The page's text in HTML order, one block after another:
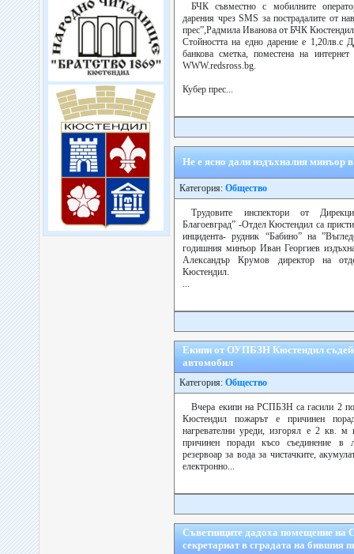
БЧК съвместно с мобилните
дарения чрез SMS за пострадалите от
прес”,Радмила Иванова от БЧК
Стойността на едно дарение е 1,20лв.с
банкова сметка, поместена на интернет
WWW.redsross.bg.
Кубер прес...
Не е ясно дали издъхналия минъор
Категория: Общество
Трудовите инспектори от
Благоевград” -Отдел Кюстендил са
инцидента- рудник “Бабино” на
годишния минъор Иван Георгиев
Александър Крумов директор на
Кюстендил.
...
Екипи от ОУПБЗН Кюстендил
автомобил
Категория: Общество
Вчера екипи на РСПБЗН са гасили 2
Кюстендил пожарът е причинен
нагревателни уреди, изгорял е 2 кв. м
причинен поради късо съединение в
резервоар за вода за чистачките,
електронно...
Съветниците дадоха помещение на
секретариат в сградата на бившия